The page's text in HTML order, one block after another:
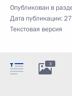
Опубликован в
Дата публикации:
Текстовая версия
3